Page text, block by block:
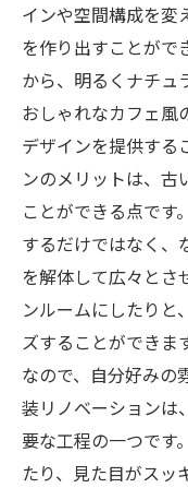
インや空間構成を変
を作り出すことがで
から、明るくナチュ
おしゃれなカフェ風
デザインを提供する
ンのメリットは、古
ことができる点です
するだけではなく、
を解体して広々とさ
ンルームにしたりと
ズすることができま
なので、自分好みの
装リノベーションは
要な工程の一つです
たり、見た目がスッ